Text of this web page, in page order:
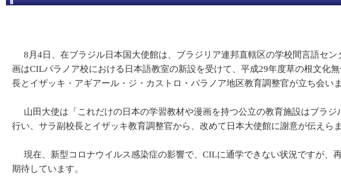
8月4日、在ブラジル日本国大使館は、ブラジリア連邦直轄区の学校間言語セ
画はCILパラノア校における日本語教室の新設を受けて、平成29年度草の根文化
長とイザッキ・アギアール・ジ・カストロ・パラノア地区教育調整官が立ち会いま
山田大使は「これだけの日本の学習教材や漫画を持つ公立の教育施設はブラ
行い、サラ副校長とイザッキ教育調整官から、改めて日本大使館に謝意が伝えらま
現在、新型コロナウイルス感染症の影響で、CILに通学できない状況ですが、
期待しています。